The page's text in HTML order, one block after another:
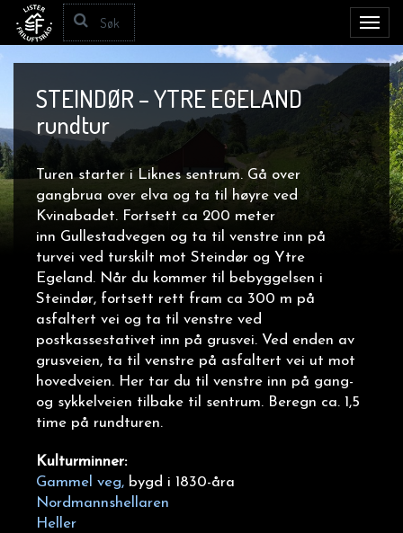
STEINDØR – YTRE EGELAND
rundtur
Turen starter i Liknes sentrum. Gå over
gangbrua over elva og ta til høyre ved
Kvinabadet. Fortsett ca 200 meter
inn Gullestadvegen og ta til venstre inn på
turvei ved turskilt mot Steindør og Ytre
Egeland. Når du kommer til bebyggelsen i
Steindør, fortsett rett fram ca 300 m på
asfaltert vei og ta til venstre ved
postkassestativet inn på grusvei. Ved enden av
grusveien, ta til venstre på asfaltert vei ut mot
hovedveien. Her tar du til venstre inn på gang-
og sykkelveien tilbake til sentrum. Beregn ca. 1,5
time på rundturen.
Kulturminner:
Gammel veg, bygd i 1830-åra
Nordmannshellaren
Heller